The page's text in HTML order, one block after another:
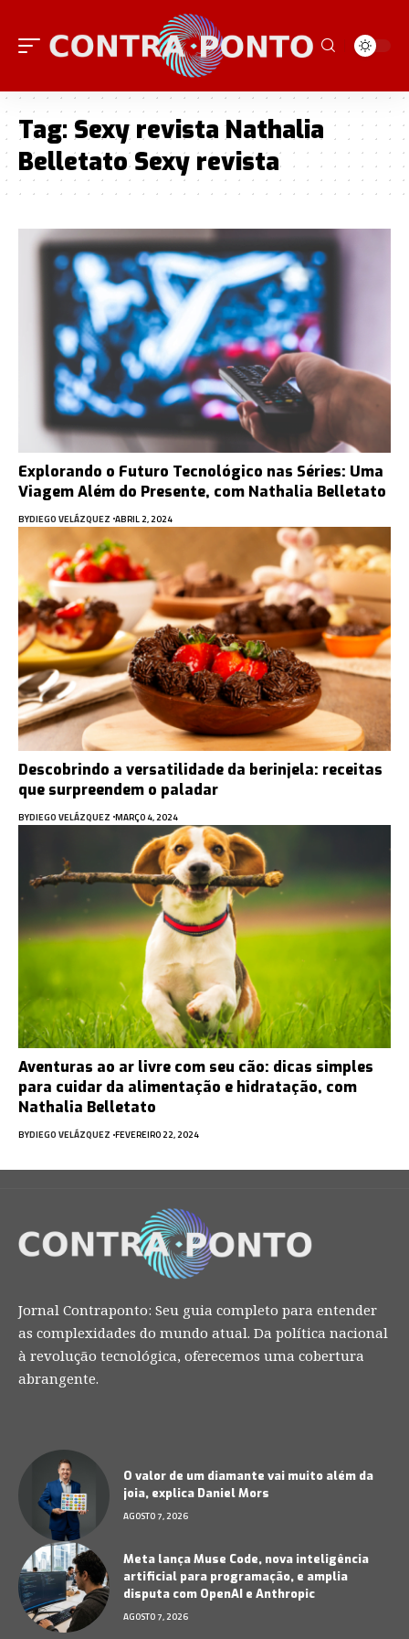
Tag: Sexy revista Nathalia
Belletato Sexy revista
Explorando o Futuro Tecnológico nas Séries: Uma
Viagem Além do Presente, com Nathalia Belletato
BYDIEGO VELÁZQUEZ ABRIL 2, 2024
Descobrindo a versatilidade da berinjela: receitas
que surpreendem o paladar
BYDIEGO VELÁZQUEZ MARÇO 4, 2024
Aventuras ao ar livre com seu cão: dicas simples
para cuidar da alimentação e hidratação, com
Nathalia Belletato
BYDIEGO VELÁZQUEZ FEVEREIRO 22, 2024
Jornal Contraponto: Seu guia completo para entender
as complexidades do mundo atual. Da política nacional
à revolução tecnológica, oferecemos uma cobertura
abrangente.
O valor de um diamante vai muito além da
joia, explica Daniel Mors
AGOSTO 7, 2026
Meta lança Muse Code, nova inteligência
artificial para programação, e amplia
disputa com OpenAI e Anthropic
AGOSTO 7, 2026